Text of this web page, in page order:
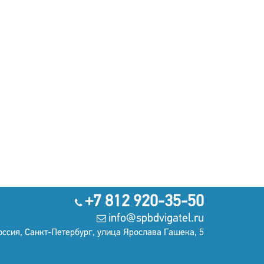
+7 812 920-35-50
info@spbdvigatel.ru
Санкт-Петербург, улица Ярослава Гашека, 5